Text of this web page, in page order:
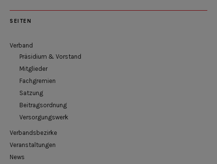
SEITEN
Verband
Präsidium & Vorstand
Mitglieder
Fachgremien
Satzung
Beitragsordnung
Versorgungswerk
Verbandsbezirke
Veranstaltungen
News